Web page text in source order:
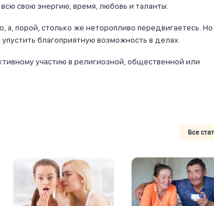
свою энергию, время, любовь и таланты.
а, порой, столько же неторопливо передвигаетесь. Но
благоприятную возможность в делах.
участию в религиозной, общественной или
Все